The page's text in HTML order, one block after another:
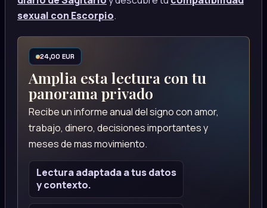
sexual con Escorpio.
24,00 EUR
Amplia esta lectura con tu
panorama privado
Recibe un informe anual del signo con amor,
trabajo, dinero, decisiones importantes y
meses de mas movimiento.
Lectura adaptada a tus datos
y contexto.